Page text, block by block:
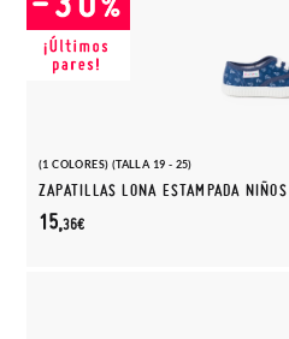
(1 COLORES) (TALLA 19 - 25)
ZAPATILLAS LONA ESTAMPADA NIÑOS
15,36€